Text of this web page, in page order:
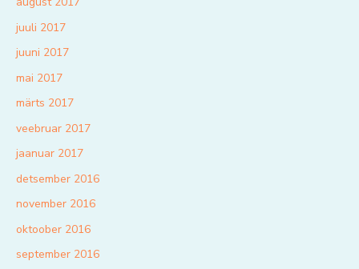
juuli 2017
juuni 2017
mai 2017
märts 2017
veebruar 2017
jaanuar 2017
detsember 2016
november 2016
oktoober 2016
september 2016